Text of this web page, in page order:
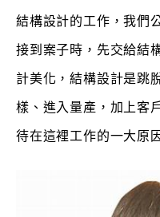
結構設計的工作，我們
接到案子時，先交給結
計美化，結構設計是跳
樣、進入量產，加上客
待在這裡工作的一大原